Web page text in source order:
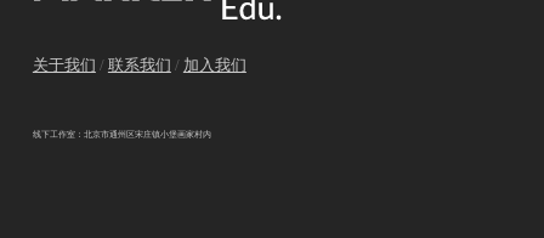
关于我们 / 联系我们 / 加入我们
线下工作室：北京市通州区宋庄镇小堡画家村内